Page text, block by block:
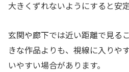
大きくずれないようにすると安
玄関や廊下では近い距離で見る
きな作品よりも、視線に入りや
いやすい場合があります。